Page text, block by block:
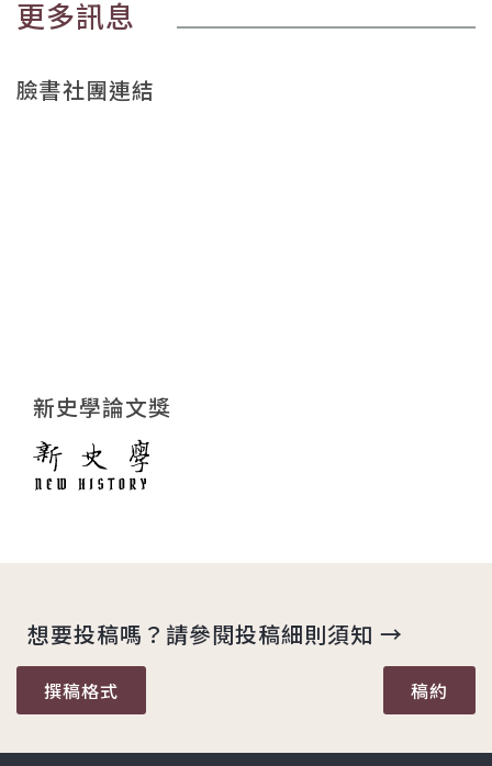
更多訊息
臉書社團連結
新史學論文獎
想要投稿嗎？請參閱投稿細則須知 →
撰稿格式 稿約